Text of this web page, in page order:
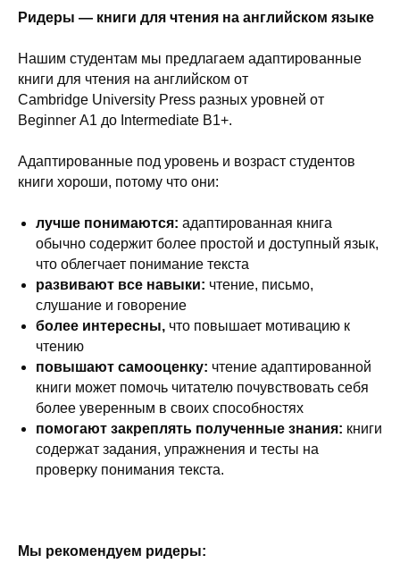
Ридеры — книги для чтения на английском языке
Нашим студентам мы предлагаем адаптированные
книги для чтения на английском от
Cambridge University Press разных уровней от
Beginner А1 до Intermediate В1+.
Адаптированные под уровень и возраст студентов
книги хороши, потому что они:
лучше понимаются: адаптированная книга
обычно содержит более простой и доступный язык,
что облегчает понимание текста
развивают все навыки: чтение, письмо,
слушание и говорение
более интересны, что повышает мотивацию к
чтению
повышают самооценку: чтение адаптированной
книги может помочь читателю почувствовать себя
более уверенным в своих способностях
помогают закреплять полученные знания: книги
содержат задания, упражнения и тесты на
проверку понимания текста.
Мы рекомендуем ридеры: